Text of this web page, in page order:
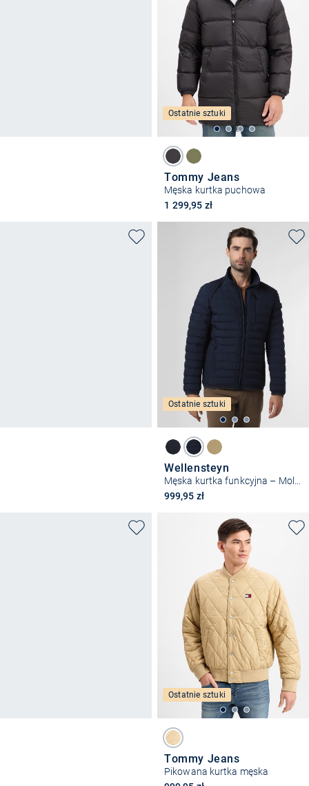
Ostatnie sztuki
Tommy Jeans
Męska kurtka puchowa
1 299,95 zł
Ostatnie sztuki
Wellensteyn
999,95 zł
Ostatnie sztuki
Tommy Jeans
Pikowana kurtka męska